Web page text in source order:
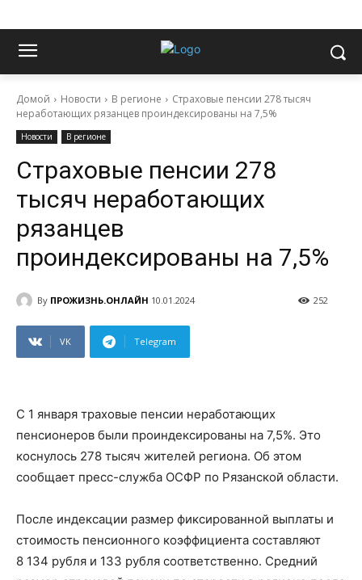
Домой Новости В регионе
Страховые пенсии 278 тысяч
неработающих рязанцев проиндексированы на 7,5%
Новости В регионе
Страховые пенсии 278
тысяч неработающих
рязанцев
проиндексированы на 7,5%
By ПРОЖИЗНЬ.ОНЛАЙН 10.01.2024 252
VK Telegram
С 1 января траховые пенсии неработающих
пенсионеров были проиндексированы на 7,5%. Это
коснулось 278 тысяч жителей региона. Об этом
сообщает пресс-служба ОСФР по Рязанской области.
После индексации размер фиксированной выплаты и
стоимость пенсионного коэффициента составляют
8 134 рубля и 133 рубля соответственно. Средний